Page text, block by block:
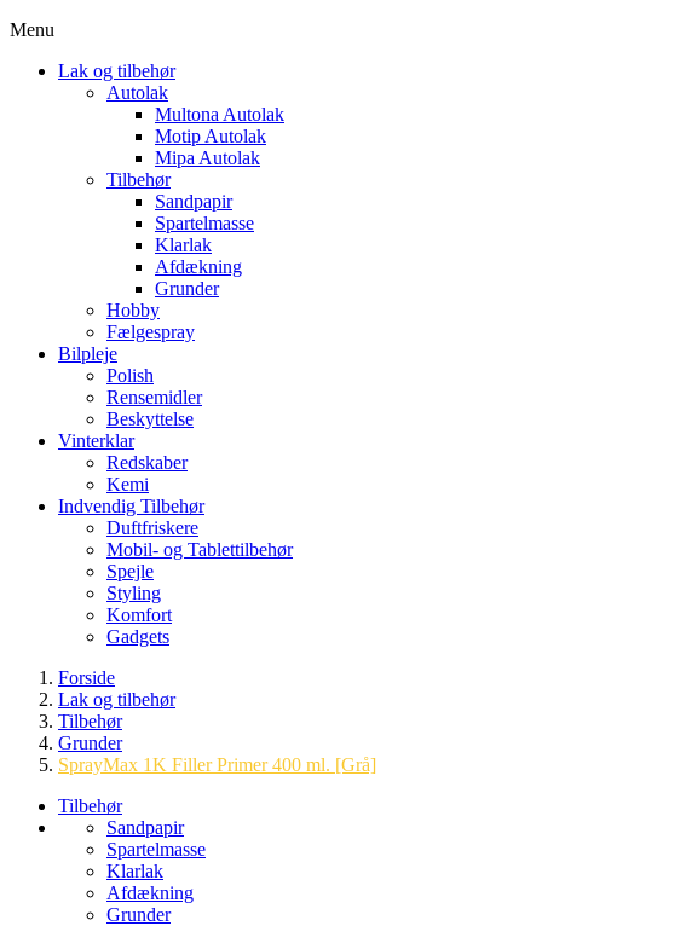
Menu
Lak og tilbehør
Autolak
Multona Autolak
Motip Autolak
Mipa Autolak
Tilbehør
Sandpapir
Spartelmasse
Klarlak
Afdækning
Grunder
Hobby
Fælgespray
Bilpleje
Polish
Rensemidler
Beskyttelse
Vinterklar
Redskaber
Kemi
Indvendig Tilbehør
Duftfriskere
Mobil- og Tablettilbehør
Spejle
Styling
Komfort
Gadgets
Forside
Lak og tilbehør
Tilbehør
Grunder
SprayMax 1K Filler Primer 400 ml. [Grå]
Tilbehør
Sandpapir
Spartelmasse
Klarlak
Afdækning
Grunder